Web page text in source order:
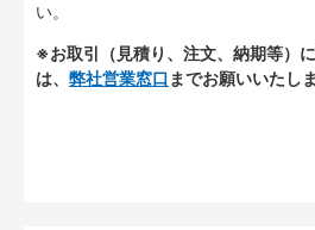
い。
※お取引（見積り、注文、納期等）
は、 弊社営業窓口 までお願いいたしま